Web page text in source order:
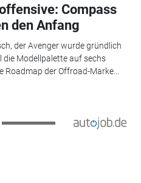
Compass
den Anfang
der Avenger wurde gründlich
Modellpalette auf sechs
der Offroad-Marke...